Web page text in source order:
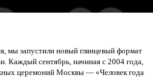
мы запустили новый глянцевый формат
сентябрь, начиная с 2004 года,
церемоний Москвы — «Человек года